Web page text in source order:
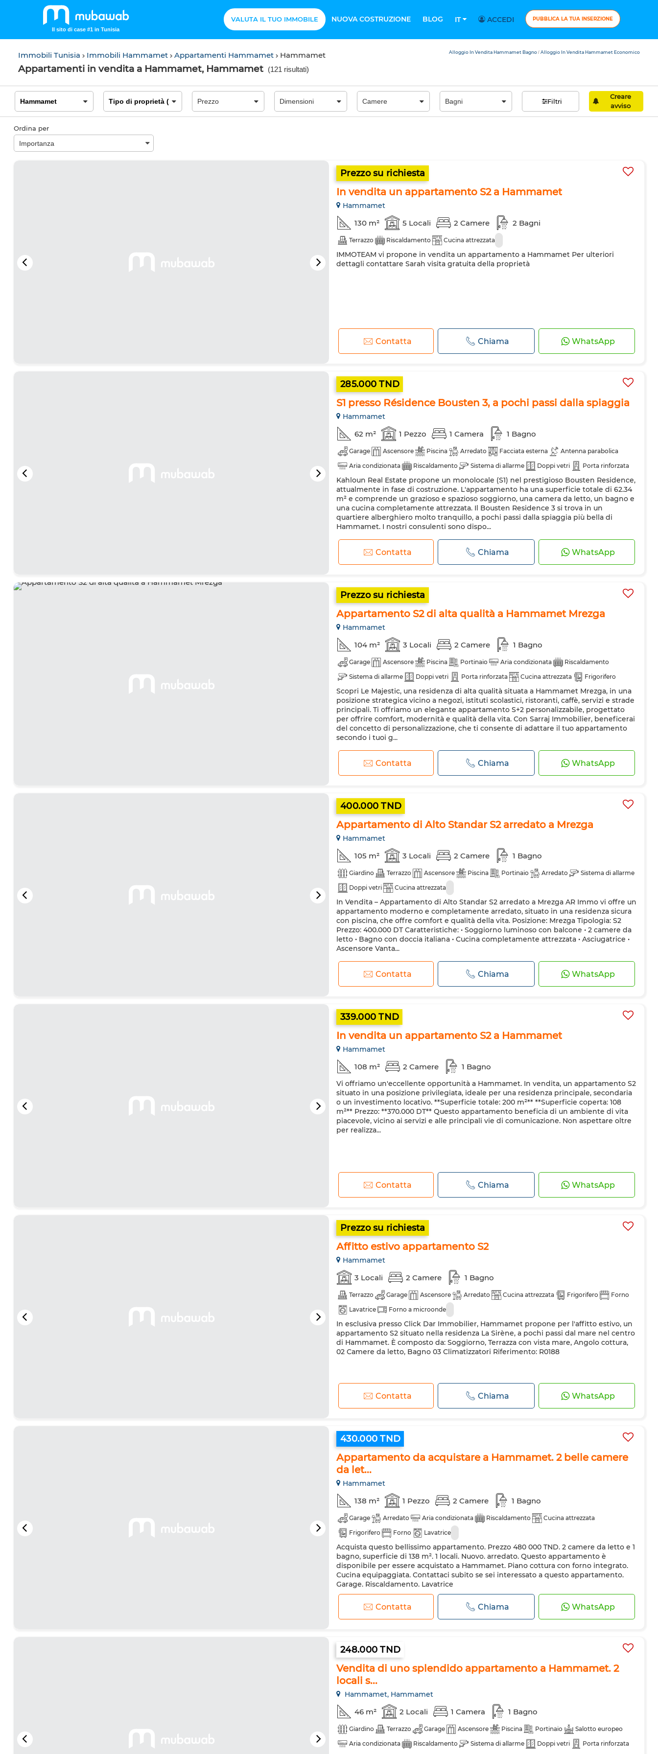
Il sito di case #1 in Tunisia
VALUTA IL TUO IMMOBILE NUOVA COSTRUZIONE BLOG IT ACCEDI PUBBLICA LA TUA INSERZIONE
Immobili Tunisia Immobili Hammamet Appartamenti Hammamet Hammamet
Appartamenti in vendita a Hammamet, Hammamet (121 risultati)
Alloggio In Vendita Hammamet Bagno / Alloggio In Vendita Hammamet Economico
Filtri
Creare
avviso
Ordina per
Prezzo su richiesta
In vendita un appartamento S2 a Hammamet
Hammamet
130 m² 5 Locali 2 Camere 2 Bagni
Terrazzo Riscaldamento Cucina attrezzata
IMMOTEAM vi propone in vendita un appartamento a Hammamet Per ulteriori
dettagli contattare Sarah visita gratuita della proprietà
Contatta Chiama WhatsApp
285.000 TND
S1 presso Résidence Bousten 3, a pochi passi dalla spiaggia
Hammamet
62 m² 1 Pezzo 1 Camera 1 Bagno
Garage Ascensore Piscina Arredato Facciata esterna
Antenna parabolica
Aria condizionata
Riscaldamento Sistema di allarme Doppi vetri
Porta rinforzata
Cucina attrezzata
Frigorifero Forno Lavatrice
Kahloun Real Estate propone un monolocale (S1) nel prestigioso Bousten Residence,
attualmente in fase di costruzione. L'appartamento ha una superficie totale di 62.34
m² e comprende un grazioso e spazioso soggiorno, una camera da letto, un bagno e
una cucina completamente attrezzata. Il Bousten Residence 3 si trova in un
quartiere alberghiero molto tranquillo, a pochi passi dalla spiaggia più bella di
Hammamet. I nostri consulenti sono dispo...
Contatta Chiama WhatsApp
Prezzo su richiesta
Appartamento S2 di alta qualità a Hammamet Mrezga
Hammamet
104 m² 3 Locali 2 Camere 1 Bagno
Garage Ascensore Piscina Portinaio Aria condizionata
Riscaldamento
Sistema di allarme
Doppi vetri Porta rinforzata Cucina attrezzata
Frigorifero
Forno
Lavatrice Forno a microonde
Scopri Le Majestic, una residenza di alta qualità situata a Hammamet Mrezga, in una
posizione strategica vicino a negozi, istituti scolastici, ristoranti, caffè, servizi e strade
principali. Ti offriamo un elegante appartamento S+2 personalizzabile, progettato
per offrire comfort, modernità e qualità della vita. Con Sarraj Immobilier, beneficerai
del concetto di personalizzazione, che ti consente di adattare il tuo appartamento
secondo i tuoi g...
Contatta Chiama WhatsApp
400.000 TND
Appartamento di Alto Standar S2 arredato a Mrezga
Hammamet
105 m² 3 Locali 2 Camere 1 Bagno
Giardino Terrazzo Ascensore Piscina Portinaio Arredato
Sistema di allarme
Doppi vetri
Cucina attrezzata
In Vendita – Appartamento di Alto Standar S2 arredato a Mrezga AR Immo vi offre un
appartamento moderno e completamente arredato, situato in una residenza sicura
con piscina, che offre comfort e qualità della vita. Posizione: Mrezga Tipologia: S2
Prezzo: 400.000 DT Caratteristiche: • Soggiorno luminoso con balcone • 2 camere da
letto • Bagno con doccia italiana • Cucina completamente attrezzata • Asciugatrice •
Ascensore Vanta...
Contatta Chiama WhatsApp
339.000 TND
In vendita un appartamento S2 a Hammamet
Hammamet
108 m² 2 Camere 1 Bagno
Vi offriamo un'eccellente opportunità a Hammamet. In vendita, un appartamento S2
situato in una posizione privilegiata, ideale per una residenza principale, secondaria
o un investimento locativo. **Superficie totale: 200 m²** **Superficie coperta: 108
m²** Prezzo: **370.000 DT** Questo appartamento beneficia di un ambiente di vita
piacevole, vicino ai servizi e alle principali vie di comunicazione. Non aspettare oltre
per realizza...
Contatta Chiama WhatsApp
Prezzo su richiesta
Affitto estivo appartamento S2
Hammamet
3 Locali 2 Camere 1 Bagno
Terrazzo Garage Ascensore Arredato Cucina attrezzata Frigorifero
Forno
Lavatrice
Forno a microonde
In esclusiva presso Click Dar Immobilier, Hammamet propone per l'affitto estivo, un
appartamento S2 situato nella residenza La Sirène, a pochi passi dal mare nel centro
di Hammamet. È composto da: Soggiorno, Terrazza con vista mare, Angolo cottura,
02 Camere da letto, Bagno 03 Climatizzatori Riferimento: R0188
Contatta Chiama WhatsApp
430.000 TND
Appartamento da acquistare a Hammamet. 2 belle camere
da let...
Hammamet
138 m² 1 Pezzo 2 Camere 1 Bagno
Garage Arredato Aria condizionata Riscaldamento
Cucina attrezzata
Frigorifero
Forno Lavatrice
Acquista questo bellissimo appartamento. Prezzo 480 000 TND. 2 camere da letto e 1
bagno, superficie di 138 m². 1 locali. Nuovo. arredato. Questo appartamento è
disponibile per essere acquistato a Hammamet. Piano cottura con forno integrato.
Cucina equipaggiata. Contattaci subito se sei interessato a questo appartamento.
Garage. Riscaldamento. Lavatrice
Contatta Chiama WhatsApp
248.000 TND
Vendita di uno splendido appartamento a Hammamet. 2
locali s...
Hammamet, Hammamet
46 m² 2 Locali 1 Camera 1 Bagno
Giardino Terrazzo Garage Ascensore Piscina Portinaio
Salotto europeo
Aria condizionata
Riscaldamento Sistema di allarme Doppi vetri Porta rinforzata